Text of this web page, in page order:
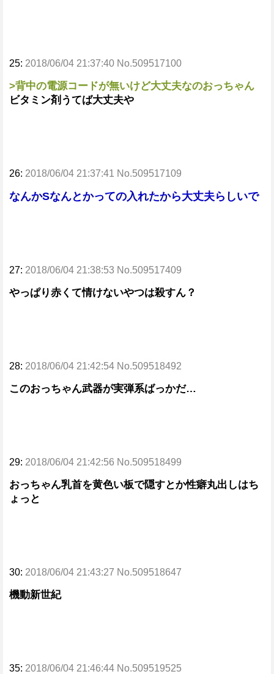
25: 2018/06/04 21:37:40 No.509517100
>背中の電源コードが無いけど大丈夫なのおっちゃん
ビタミン剤うてば大丈夫や
26: 2018/06/04 21:37:41 No.509517109
なんかSなんとかっての入れたから大丈夫らしいで
27: 2018/06/04 21:38:53 No.509517409
やっぱり赤くて情けないやつは殺すん？
28: 2018/06/04 21:42:54 No.509518492
このおっちゃん武器が実弾系ばっかだ…
29: 2018/06/04 21:42:56 No.509518499
おっちゃん乳首を黄色い板で隠すとか性癖丸出しはち
ょっと
30: 2018/06/04 21:43:27 No.509518647
機動新世紀
35: 2018/06/04 21:46:44 No.509519525